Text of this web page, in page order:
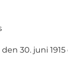
30. juni